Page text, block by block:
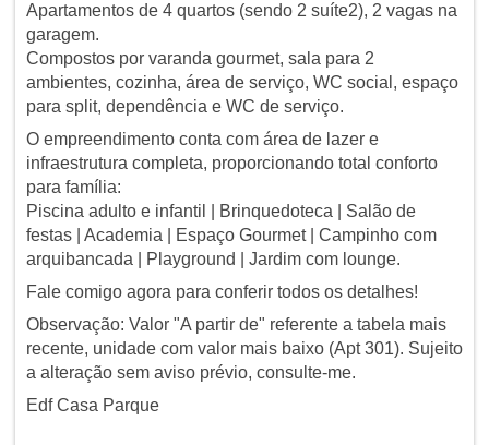
Apartamentos de 4 quartos (sendo 2 suíte2), 2 vagas na
garagem.
Compostos por varanda gourmet, sala para 2
ambientes, cozinha, área de serviço, WC social, espaço
para split, dependência e WC de serviço.
O empreendimento conta com área de lazer e
infraestrutura completa, proporcionando total conforto
para família:
Piscina adulto e infantil | Brinquedoteca | Salão de
festas | Academia | Espaço Gourmet | Campinho com
arquibancada | Playground | Jardim com lounge.
Fale comigo agora para conferir todos os detalhes!
Observação: Valor "A partir de" referente a tabela mais
recente, unidade com valor mais baixo (Apt 301). Sujeito
a alteração sem aviso prévio, consulte-me.
Edf Casa Parque